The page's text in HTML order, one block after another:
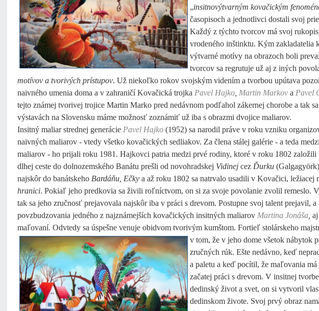
„insitnovýtvarným kovačickým
časopisoch a jednotlivci dostali svoj
Každý z týchto tvorcov má svoj
vrodeného inštinktu. Kým
výtvarné motívy na obrazoch boli
tvorcov sa regrutuje už aj z iných
motívov a tvorivých prístupov. Už niekoľko rokov svojským videním a tvorbou upútava
naivného umenia doma a v zahraničí Kovačická trojka Pavel Hajko Martin Markov a Pavel
tejto známej tvorivej trojice Martin Marko pred nedávnom podľahol zákernej chorobe a tak
výstavách na Slovensku máme možnosť zoznámiť už iba s obrazmi dvojice maliarov.
Insitný maliar strednej generácie Pavel Hajko (1952) sa narodil práve v roku vzniku
naivných maliarov - vtedy všetko kovačických sedliakov. Za člena stálej galérie - a teda
maliarov - ho prijali roku 1981. Hajkovci patria medzi prvé rodiny, ktoré v roku 1802 založili
dlhej ceste do dolnozemského Banátu prešli od novohradskej Vidinej cez Ďurku
najskôr do banátskeho Bardáňu, Ečky a až roku 1802 sa natrvalo usadili v Kovačici, ležiacej
hranici. Pokiaľ jeho predkovia sa živili roľníctvom, on si za svoje povolanie zvolil remeslo.
tak sa jeho zručnosť prejavovala najskôr iba v práci s drevom. Postupne svoj talent prejavil, a
povzbudzovania jedného z najznámejších kovačických insitných maliarov Martina Jonáša
maľovaní. Odvtedy sa úspešne venuje obidvom tvorivým kumštom. Fortieľ stolárskeho
v tom, že v jeho dome všetok nábytok
zručných rúk. Ešte nedávno, keď
a paletu a keď pocítil, že maľovania
začatej práci s drevom. V insitnej
dedinský život a svet, on si vytvoril
dedinskom živote. Svoj prvý obraz